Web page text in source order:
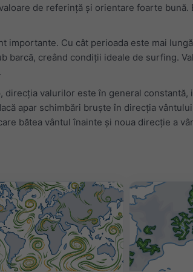
de referință și orientare foarte
importante. Cu cât perioada este mai
barcă, creând condiții ideale de surfing.
direcția valurilor este în general
apar schimbări bruște în direcția
bătea vântul înainte și noua direcție a